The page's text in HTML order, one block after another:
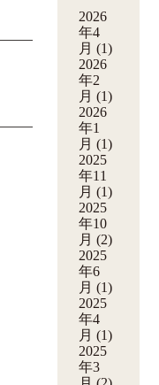
2026
年4
月 (1)
2026
年2
月 (1)
2026
年1
月 (1)
2025
年11
月 (1)
2025
年10
月 (2)
2025
年6
月 (1)
2025
年4
月 (1)
2025
年3